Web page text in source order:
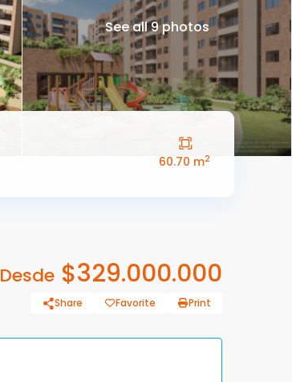
See all 9 photos
60.70 m2
Desde $329.000.000
Share Favorite Print